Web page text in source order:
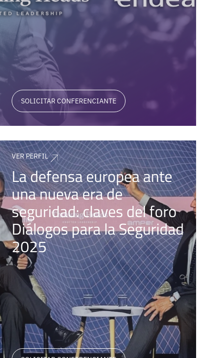
SOLICITAR CONFERENCIANTE
VER PERFIL
La defensa europea ante
una nueva era de
seguridad: claves del foro
Diálogos para la Seguridad
2025